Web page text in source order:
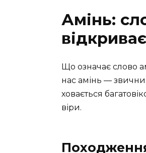
Амінь:
Що означає слово
нас амінь —
ховається
віри.